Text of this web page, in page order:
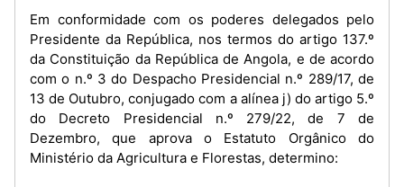
Em conformidade com os poderes delegados pelo
Presidente da República, nos termos do artigo 137.º
da Constituição da República de Angola, e de acordo
com o n.º 3 do Despacho Presidencial n.º 289/17, de
13 de Outubro, conjugado com a alínea j) do artigo 5.º
do Decreto Presidencial n.º 279/22, de 7 de
Dezembro, que aprova o Estatuto Orgânico do
Ministério da Agricultura e Florestas, determino: